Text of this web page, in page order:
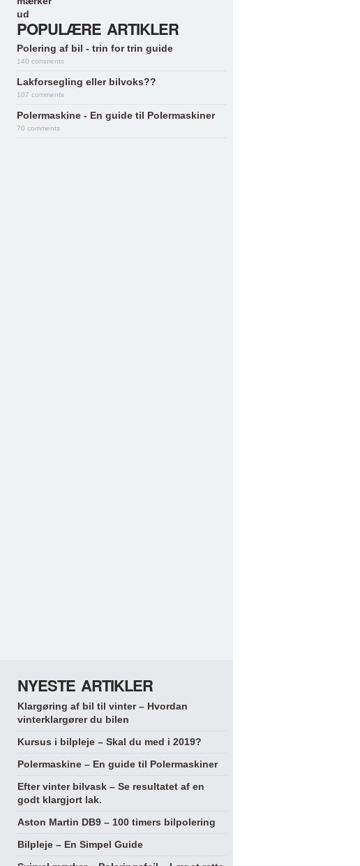
POPULÆRE ARTIKLER
Polering af bil - trin for trin guide
140 comments
Lakforsegling eller bilvoks??
107 comments
Polermaskine - En guide til Polermaskiner
70 comments
NYESTE ARTIKLER
Klargøring af bil til vinter – Hvordan
vinterklargører du bilen
Kursus i bilpleje – Skal du med i 2019?
Polermaskine – En guide til Polermaskiner
Efter vinter bilvask – Se resultatet af en
godt klargjort lak.
Aston Martin DB9 – 100 timers bilpolering
Bilpleje – En Simpel Guide